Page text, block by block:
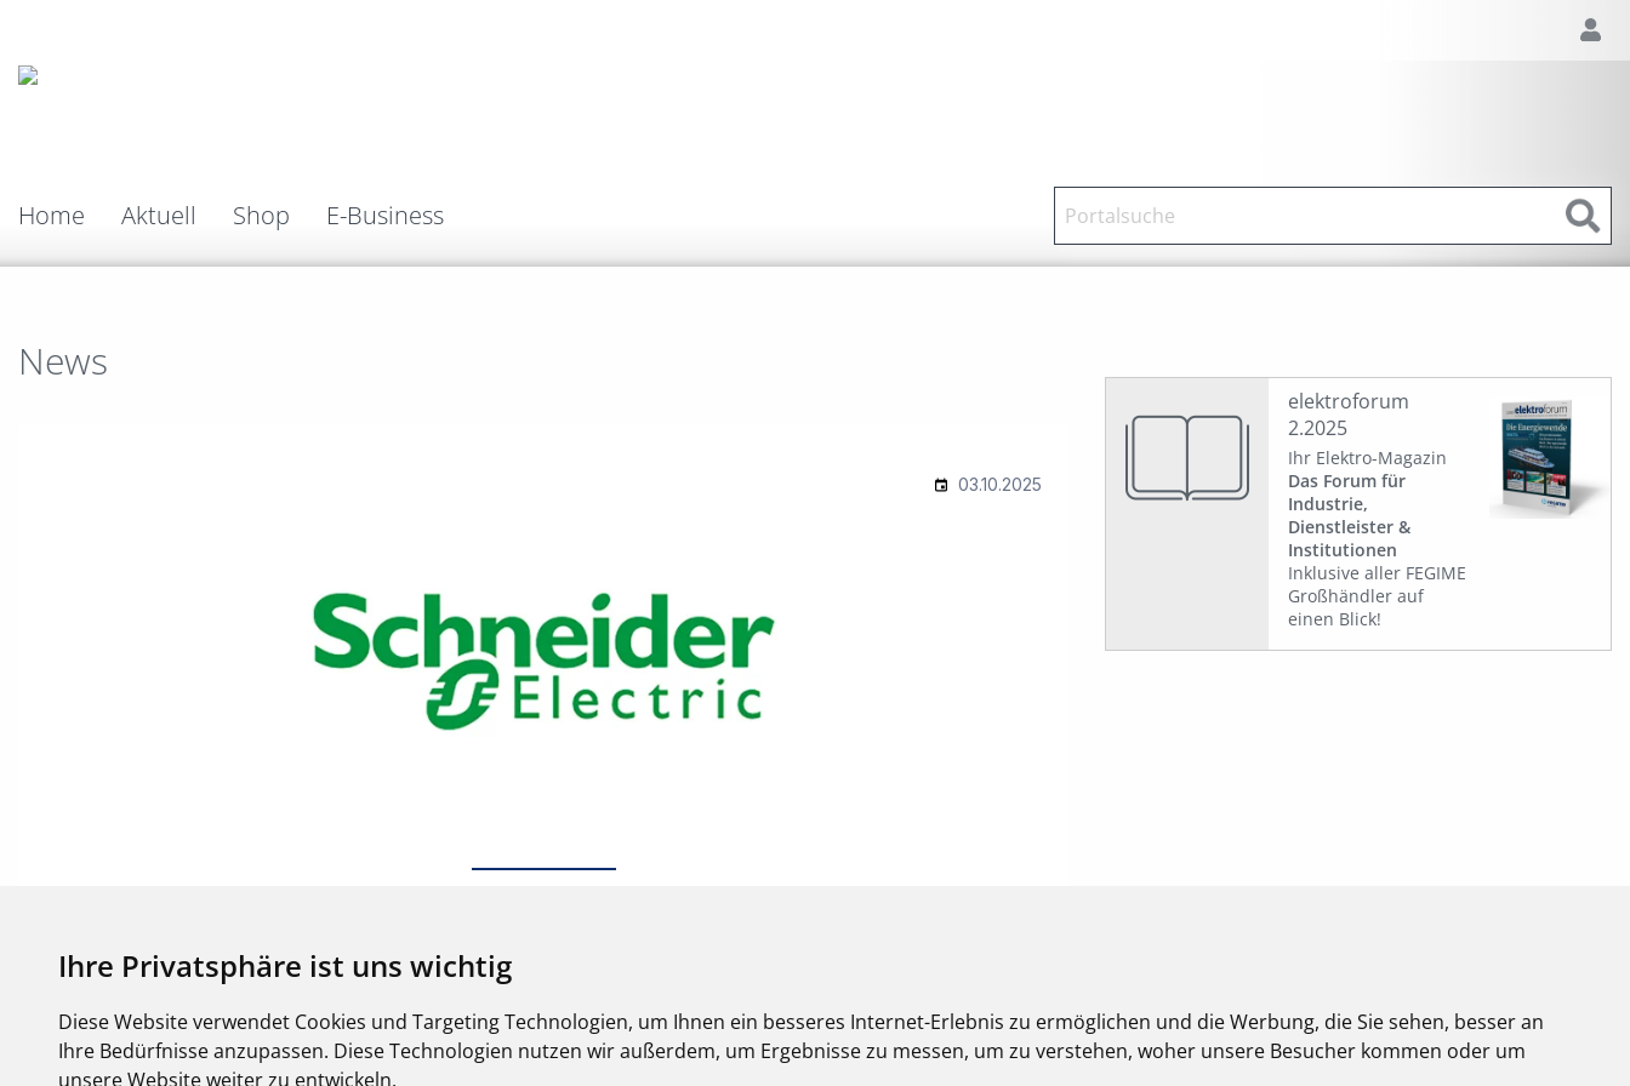
Ihre Privatsphäre ist uns wichtig
Diese Website verwendet Cookies und Targeting Technologien, um Ihnen ein besseres Internet-Erlebnis zu ermöglichen und die Werbung, die Sie sehen, besser an
Ihre Bedürfnisse anzupassen. Diese Technologien nutzen wir außerdem, um Ergebnisse zu messen, um zu verstehen, woher unsere Besucher kommen oder um
unsere Website weiter zu entwickeln.
Home Aktuell Shop E-Business
News
elektroforum
2.2025
Ihr Elektro-Magazin
Das Forum für
Industrie,
Dienstleister &
Institutionen
Inklusive aller FEGIME
Großhändler auf
einen Blick!